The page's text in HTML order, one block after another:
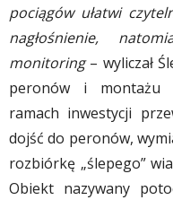
pociągów ułatwi
nagłośnienie,
monitoring– wyliczał
peronów i montażu
ramach inwestycji
dojść do peronów,
rozbiórkę „ślepego”
Obiekt nazywany